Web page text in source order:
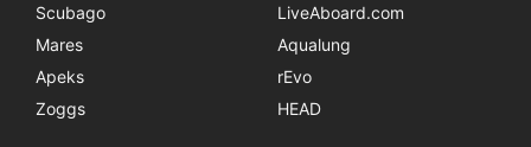
Scubago
LiveAboard.com
Mares
Aqualung
Apeks
rEvo
Zoggs
HEAD